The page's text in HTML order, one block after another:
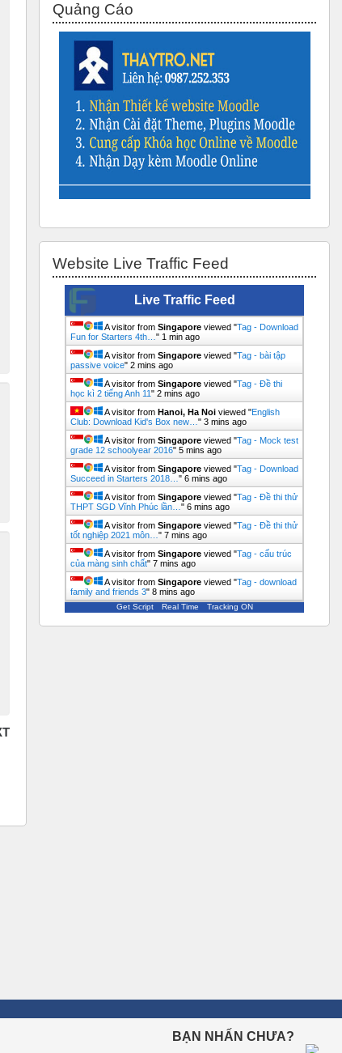
Quảng Cáo
Website Live Traffic Feed
Live Traffic Feed
A visitor from Singapore viewed "Tag - Download
Fun for Starters 4th…" 1 min ago
A visitor from Singapore viewed "Tag - bài tập
passive voice" 2 mins ago
A visitor from Singapore viewed "Tag - Đề thi
học kì 2 tiếng Anh 11" 2 mins ago
A visitor from Hanoi, Ha Noi viewed "English
Club: Download Kid's Box new…" 3 mins ago
A visitor from Singapore viewed "Tag - Mock test
grade 12 schoolyear 2016" 5 mins ago
A visitor from Singapore viewed "Tag - Download
Succeed in Starters 2018…" 6 mins ago
A visitor from Singapore viewed "Tag - Đề thi thử
THPT SGD Vĩnh Phúc lần…" 6 mins ago
A visitor from Singapore viewed "Tag - Đề thi thử
tốt nghiệp 2021 môn…" 7 mins ago
A visitor from Singapore viewed "Tag - cấu trúc
của màng sinh chất" 7 mins ago
A visitor from Singapore viewed "Tag - download
family and friends 3" 8 mins ago
Get Script Real Time Tracking ON
BẠN NHẤN CHƯA?